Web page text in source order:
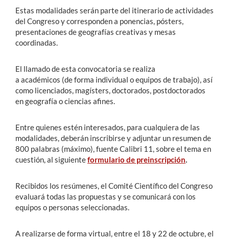
Estas modalidades serán parte del itinerario de actividades
del Congreso y corresponden a ponencias, pósters,
presentaciones de geografías creativas y mesas
coordinadas.
El llamado de esta convocatoria se realiza
a académicos (de forma individual o equipos de trabajo), así
como licenciados, magísters, doctorados, postdoctorados
en geografía o ciencias afines.
Entre quienes estén interesados, para cualquiera de las
modalidades, deberán inscribirse y adjuntar un resumen de
800 palabras (máximo), fuente Calibri 11, sobre el tema en
cuestión, al siguienteformulario de preinscripción.
Recibidos los resúmenes, el Comité Científico del Congreso
evaluará todas las propuestas y se comunicará con los
equipos o personas seleccionadas.
A realizarse de forma virtual, entre el 18 y 22 de octubre, el